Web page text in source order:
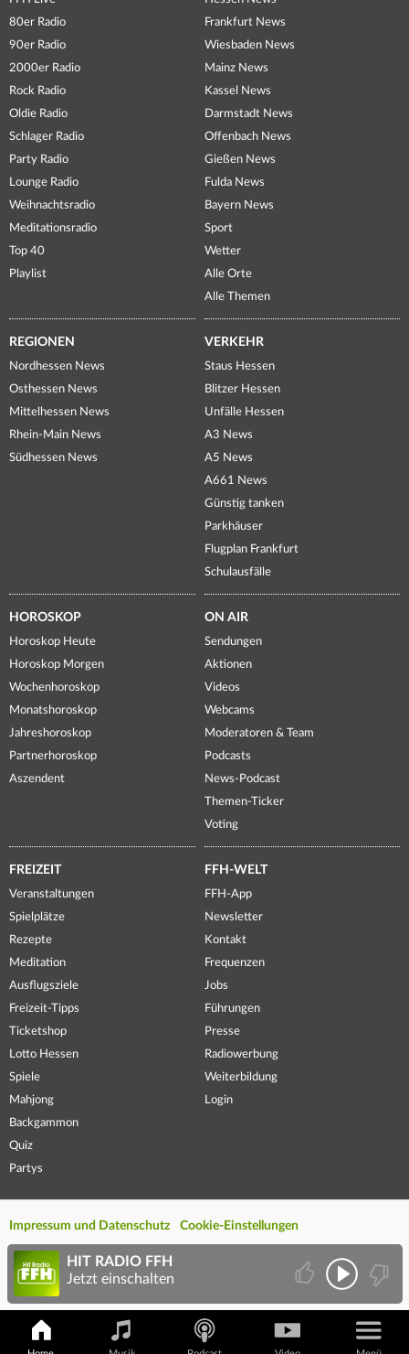
80er Radio
90er Radio
2000er Radio
Rock Radio
Oldie Radio
Schlager Radio
Party Radio
Lounge Radio
Weihnachtsradio
Meditationsradio
Top 40
Playlist
Frankfurt News
Wiesbaden News
Mainz News
Kassel News
Darmstadt News
Offenbach News
Gießen News
Fulda News
Bayern News
Sport
Wetter
Alle Orte
Alle Themen
REGIONEN
Nordhessen News
Osthessen News
Mittelhessen News
Rhein-Main News
Südhessen News
VERKEHR
Staus Hessen
Blitzer Hessen
Unfälle Hessen
A3 News
A5 News
A661 News
Günstig tanken
Parkhäuser
Flugplan Frankfurt
Schulausfälle
HOROSKOP
Horoskop Heute
Horoskop Morgen
Wochenhoroskop
Monatshoroskop
Jahreshoroskop
Partnerhoroskop
Aszendent
ON AIR
Sendungen
Aktionen
Videos
Webcams
Moderatoren & Team
Podcasts
News-Podcast
Themen-Ticker
Voting
FREIZEIT
Veranstaltungen
Spielplätze
Rezepte
Meditation
Ausflugsziele
Freizeit-Tipps
Ticketshop
Lotto Hessen
Spiele
Mahjong
Backgammon
Quiz
Partys
FFH-WELT
FFH-App
Newsletter
Kontakt
Frequenzen
Jobs
Führungen
Presse
Radiowerbung
Weiterbildung
Login
Impressum und Datenschutz Cookie-Einstellungen
HIT RADIO FFH
Jetzt einschalten